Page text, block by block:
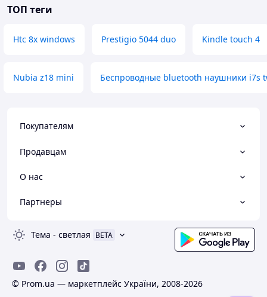
ТОП теги
Htc 8x windows Prestigio 5044 duo Kindle touch 4
Nubia z18 mini Беспроводные bluetooth наушники i7s
Покупателям
Продавцам
О нас
Партнеры
Тема - светлая BETA
© Prom.ua — маркетплейс України, 2008-2026